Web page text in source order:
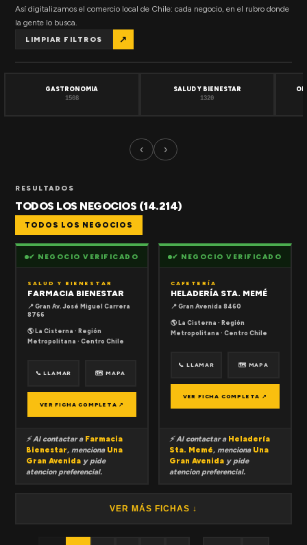
Así digitalizamos el comercio local de Chile: cada negocio, en el rubro donde
la gente lo busca.
LIMPIAR FILTROS ↗
GASTRONOMIA
1508
SALUD Y BIENESTAR
1320
‹ ›
RESULTADOS
TODOS LOS NEGOCIOS (14.214)
TODOS LOS NEGOCIOS
✔ NEGOCIO VERIFICADO
SALUD Y BIENESTAR
FARMACIA BIENESTAR
📍 Gran Av. José Miguel Carrera
8766
🌎 La Cisterna · Región
Metropolitana · Centro Chile
📞 LLAMAR 🗺 MAPA
VER FICHA COMPLETA ↗
⚡ Al contactar a Farmacia
Bienestar, menciona Una
Gran Avenida y pide
atencion preferencial.
✔ NEGOCIO VERIFICADO
CAFETERÍA
HELADERÍA STA. MEMÉ
📍 Gran Avenida 8460
🌎 La Cisterna · Región
Metropolitana · Centro Chile
📞 LLAMAR 🗺 MAPA
VER FICHA COMPLETA ↗
⚡ Al contactar a Heladería
Sta. Memé, menciona Una
Gran Avenida y pide
atencion preferencial.
VER MÁS FICHAS ↓